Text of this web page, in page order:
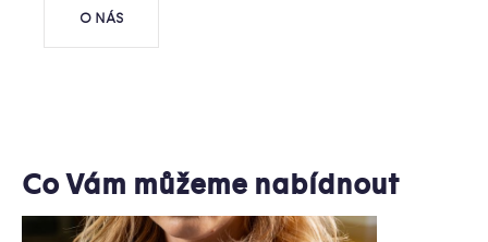
O NÁS
Co Vám můžeme nabídnout